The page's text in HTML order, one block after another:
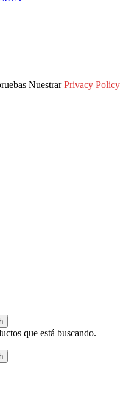
NuestrarPrivacy Policy
que está buscando.